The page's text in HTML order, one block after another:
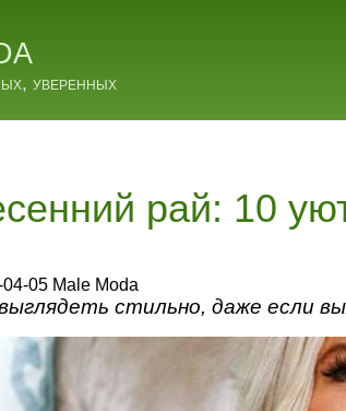
уверенных
рай: 10
05 Male Moda
стильно, даже если